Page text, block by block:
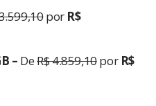
por R$
– DeR$ 4.859,10por R$